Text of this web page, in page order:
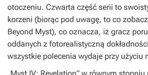
otoczeniu. Czwarta część serii to
korzeni (biorąc pod uwagę, to co
Beyond Myst), co oznacza, iż gracz
oddanych z fotorealistyczną
wszystkie polecenia wydaje przy użyciu